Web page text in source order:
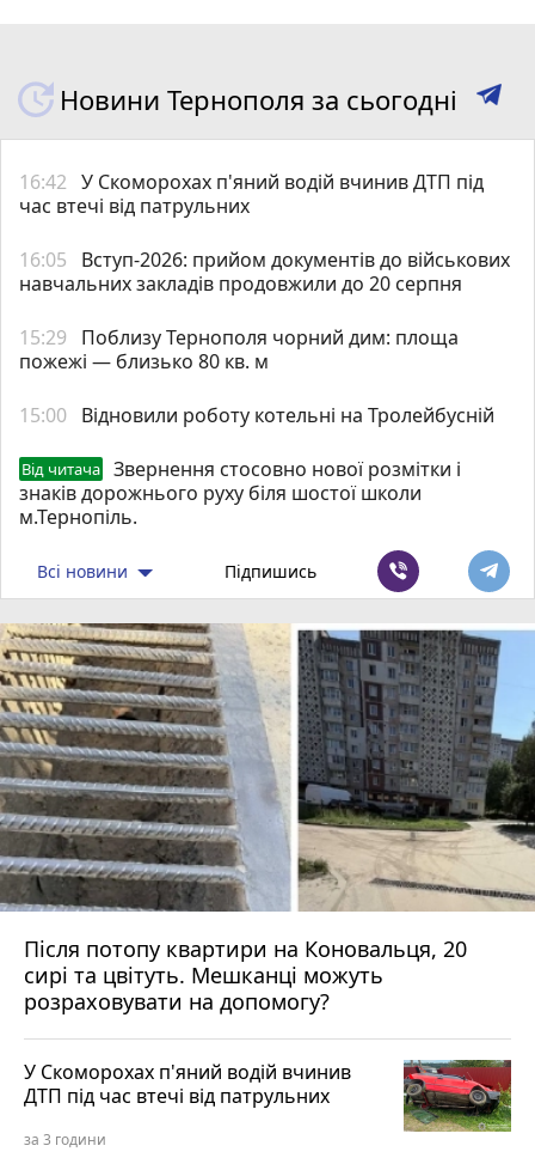
Новини Тернополя за сьогодні
16:42 У Скоморохах п'яний водій вчинив ДТП під
час втечі від патрульних
16:05
Вступ-2026: прийом документів до військових
навчальних закладів продовжили до 20 серпня
15:29
Поблизу Тернополя чорний дим: площа
пожежі — близько 80 кв. м
15:00 Відновили роботу котельні на Тролейбусній
Від читача
Звернення стосовно нової розмітки і
знаків дорожнього руху біля шостої школи
м.Тернопіль.
Всі новини Підпишись
Після потопу квартири на Коновальця, 20
сирі та цвітуть. Мешканці можуть
розраховувати на допомогу?
У Скоморохах п'яний водій вчинив
ДТП під час втечі від патрульних
за 3 години